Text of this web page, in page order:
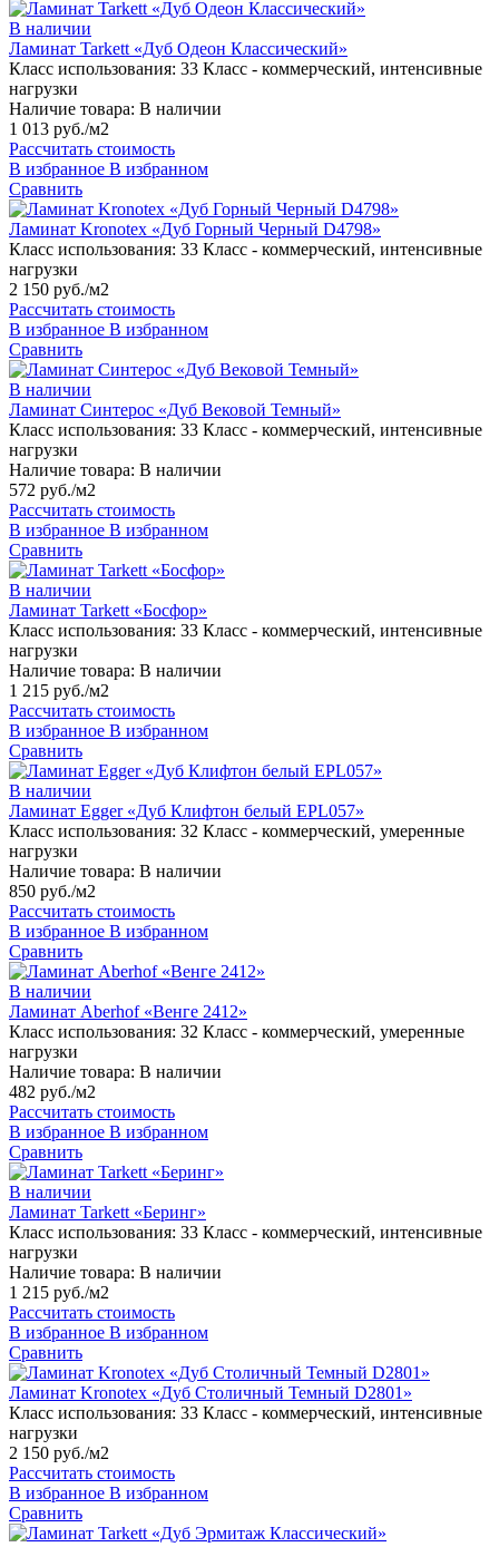
В наличии
Ламинат Tarkett «Дуб Одеон Классический»
Класс использования: 33 Класс - коммерческий, интенсивные
нагрузки
Наличие товара: В наличии
1 013 руб./м2
Рассчитать стоимость
В избранное В избранном
Сравнить
Ламинат Kronotex «Дуб Горный Черный D4798»
Класс использования: 33 Класс - коммерческий, интенсивные
нагрузки
2 150 руб./м2
Рассчитать стоимость
В избранное В избранном
Сравнить
В наличии
Ламинат Синтерос «Дуб Вековой Темный»
Класс использования: 33 Класс - коммерческий, интенсивные
нагрузки
Наличие товара: В наличии
572 руб./м2
Рассчитать стоимость
В избранное В избранном
Сравнить
В наличии
Ламинат Tarkett «Босфор»
Класс использования: 33 Класс - коммерческий, интенсивные
нагрузки
Наличие товара: В наличии
1 215 руб./м2
Рассчитать стоимость
В избранное В избранном
Сравнить
В наличии
Ламинат Egger «Дуб Клифтон белый EPL057»
Класс использования: 32 Класс - коммерческий, умеренные
нагрузки
Наличие товара: В наличии
850 руб./м2
Рассчитать стоимость
В избранное В избранном
Сравнить
В наличии
Ламинат Aberhof «Венге 2412»
Класс использования: 32 Класс - коммерческий, умеренные
нагрузки
Наличие товара: В наличии
482 руб./м2
Рассчитать стоимость
В избранное В избранном
Сравнить
В наличии
Ламинат Tarkett «Беринг»
Класс использования: 33 Класс - коммерческий, интенсивные
нагрузки
Наличие товара: В наличии
1 215 руб./м2
Рассчитать стоимость
В избранное В избранном
Сравнить
Ламинат Kronotex «Дуб Столичный Темный D2801»
Класс использования: 33 Класс - коммерческий, интенсивные
нагрузки
2 150 руб./м2
Рассчитать стоимость
В избранное В избранном
Сравнить